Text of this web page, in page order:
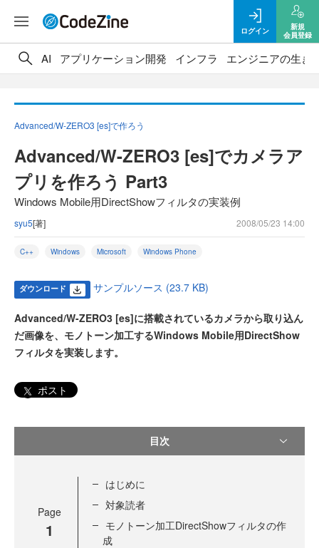
ログイン
新規
会員登録
AI アプリケーション開発 インフラ エンジニアの生き
Advanced/W-ZERO3 [es]で作ろう
Advanced/W-ZERO3 [es]でカメラア
プリを作ろう Part3
Windows Mobile用DirectShowフィルタの実装例
syu5[著] 2008/05/23 14:00
C++ Windows Microsoft Windows Phone
ダウンロード サンプルソース (23.7 KB)
Advanced/W-ZERO3 [es]に搭載されているカメラから取り込ん
だ画像を、モノトーン加工するWindows Mobile用DirectShow
フィルタを実装します。
ポスト
目次
Page
1
はじめに
対象読者
モノトーン加工DirectShowフィルタの作
成